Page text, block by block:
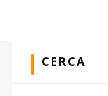
CERCA